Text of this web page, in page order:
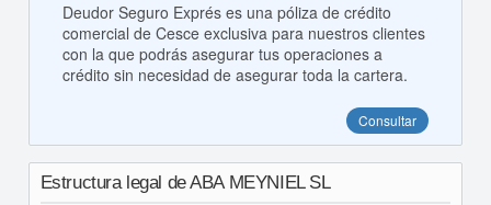
Deudor Seguro Exprés es una póliza de crédito
comercial de Cesce exclusiva para nuestros clientes
con la que podrás asegurar tus operaciones a
crédito sin necesidad de asegurar toda la cartera.
Consultar
Estructura legal de ABA MEYNIEL SL